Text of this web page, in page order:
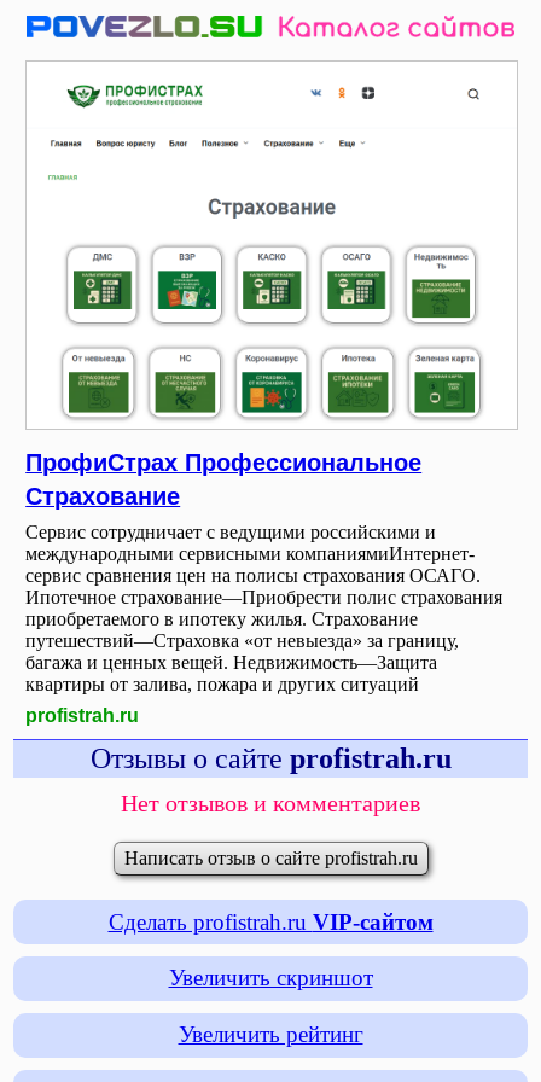
ПрофиСтрах Профессиональное
Страхование
Сервис сотрудничает с ведущими российскими и
международными сервисными компаниямиИнтернет-
сервис сравнения цен на полисы страхования ОСАГО.
Ипотечное страхование—Приобрести полис страхования
приобретаемого в ипотеку жилья. Страхование
путешествий—Страховка «от невыезда» за границу,
багажа и ценных вещей. Недвижимость—Защита
квартиры от залива, пожара и других ситуаций
profistrah.ru
Отзывы о сайте profistrah.ru
Нет отзывов и комментариев
Написать отзыв о сайте profistrah.ru
Сделать profistrah.ru VIP-сайтом
Увеличить скриншот
Увеличить рейтинг